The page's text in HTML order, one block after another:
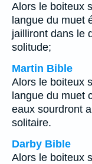
Alors le boiteux
langue du muet
jailliront dans le
solitude;
Martin Bible
Alors le boiteux
langue du muet
eaux sourdront
solitaire.
Darby Bible
Alors le boiteux